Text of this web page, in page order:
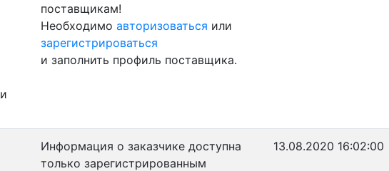
и
поставщикам!
Необходимо авторизоваться или
зарегистрироваться
и заполнить профиль поставщика.
Информация о заказчике доступна
только зарегистрированным
13.08.2020 16:02:00